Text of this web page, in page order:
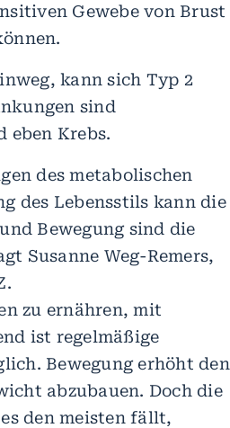
Gewebe von Brust
kann sich Typ 2
sind
eben Krebs.
des metabolischen
des Lebensstils kann die
Bewegung sind die
Susanne Weg-Remers,
zu ernähren, mit
ist regelmäßige
Bewegung erhöht den
abzubauen. Doch die
den meisten fällt,